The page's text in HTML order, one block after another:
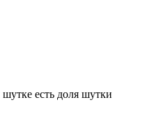
есть доля шутки